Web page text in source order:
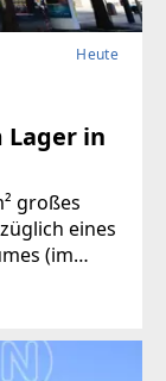
Heute
Lager in
großes
eines
(im